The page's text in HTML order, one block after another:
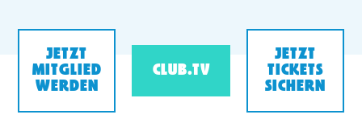
JETZT
MITGLIED
WERDEN
CLUB.TV
JETZT
TICKETS
SICHERN